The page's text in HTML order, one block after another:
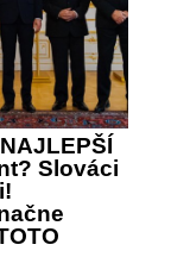
Slováci